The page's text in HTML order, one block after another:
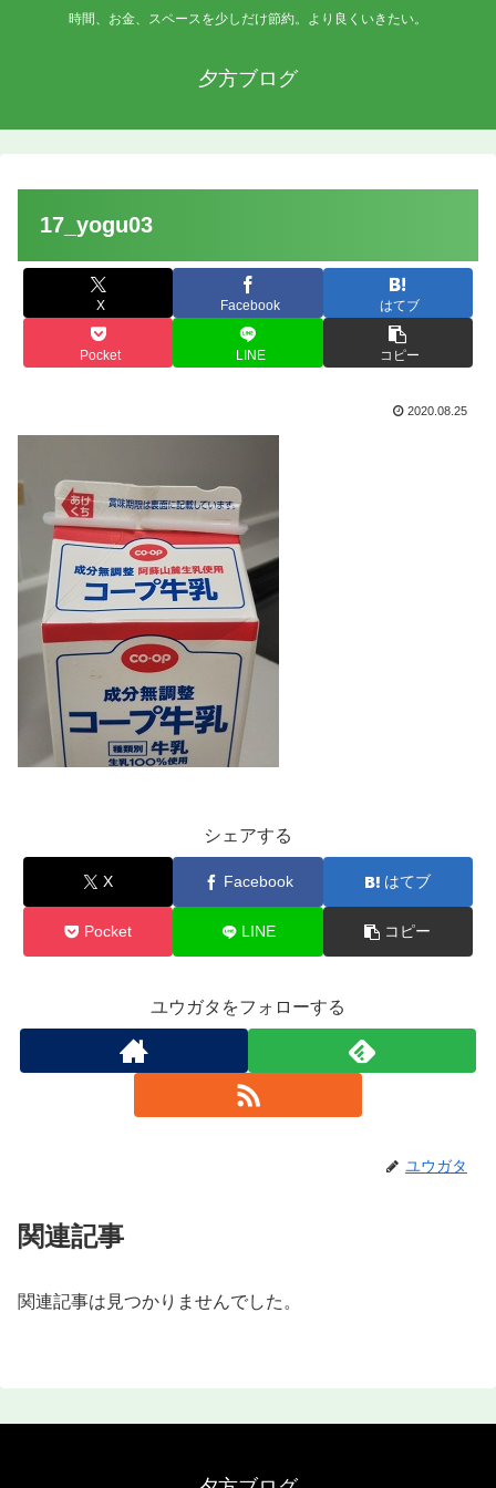
時間、お金、スペースを少しだけ節約。より良くいきたい。
夕方ブログ
17_yogu03
X Facebook はてブ
Pocket LINE コピー
2020.08.25
シェアする
X Facebook はてブ
Pocket LINE コピー
ユウガタをフォローする
ユウガタ
関連記事
関連記事は見つかりませんでした。